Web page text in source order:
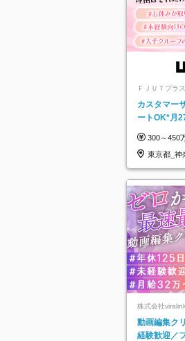
ＦＪＵＴプラ
カスタマー
ートOK*月
300～450
東京都_神
知県…
株式会社
動画編集ク
経験歓迎／